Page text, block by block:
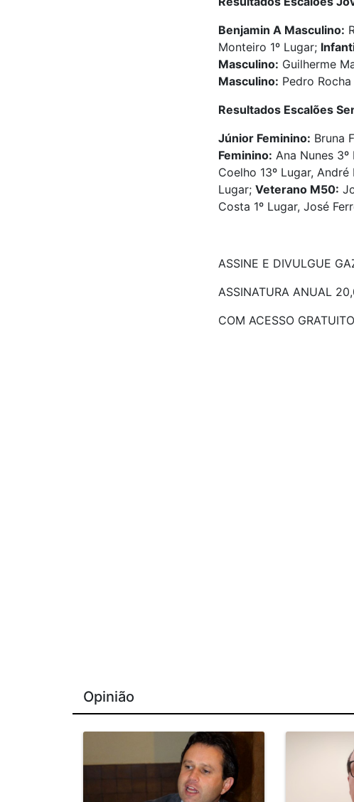
Benjamin A Masculino:
Monteiro 1º Lugar;
Masculino: Guilherme
Masculino: Pedro
Resultados Escalões
Júnior Feminino: Bruna
Feminino: Ana Nunes 3º
Coelho 13º Lugar,
Lugar; Veterano M50:
Costa 1º Lugar, José
ASSINE E DIVULGUE
ASSINATURA ANUAL
COM ACESSO
Opinião